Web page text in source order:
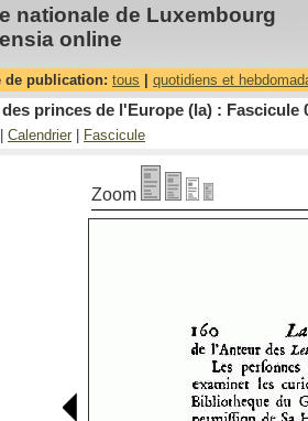
nationale de Luxembourg
online
de publication: tous quotidiens et
princes de l'Europe (la) : Fascicule
Calendrier Fascicule
Zoom